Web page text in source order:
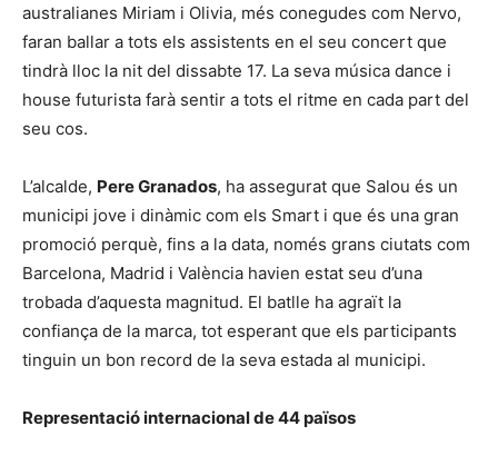
australianes Miriam i Olivia, més conegudes com Nervo,
faran ballar a tots els assistents en el seu concert que
tindrà lloc la nit del dissabte 17. La seva música dance i
house futurista farà sentir a tots el ritme en cada part del
seu cos.
L’alcalde, Pere Granados, ha assegurat que Salou és un
municipi jove i dinàmic com els Smart i que és una gran
promoció perquè, fins a la data, només grans ciutats com
Barcelona, Madrid i València havien estat seu d’una
trobada d’aquesta magnitud. El batlle ha agraït la
confiança de la marca, tot esperant que els participants
tinguin un bon record de la seva estada al municipi.
Representació internacional de 44 països